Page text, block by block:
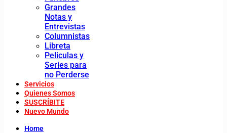
Grandes
Notas y
Entrevistas
Columnistas
Libreta
Peliculas y
Series para
no Perderse
Servicios
Quienes Somos
SUSCRÍBITE
Nuevo Mundo
Home